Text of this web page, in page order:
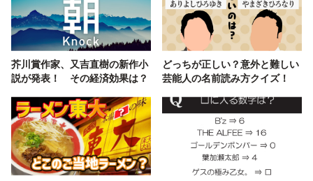
芥川賞作家、又吉直樹の新作小
説が発表！ その経済効果は？
どっちが正しい？意外と難しい
芸能人の名前読み方クイズ！